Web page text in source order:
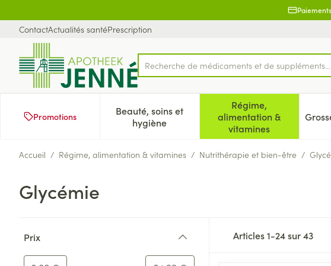
ContactActualités santéPrescription
Rechercher
Recherche de médicaments et d
Promotions
Beauté, soins et
hygièneAfficher le sous-menu pour la catégorie
Régime,
alimentation &
vitamines
Afficher le sous-
Accueil / Régime, alimentation & vitamines / Nutrithérapie et bien-être /
Glycémie
Prix
Articles1-24sur43